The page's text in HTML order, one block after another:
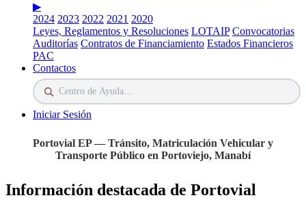
▶
2024 2023 2022 2021 2020
Leyes, Reglamentos y Resoluciones LOTAIP Convocatorias
Auditorías Contratos de Financiamiento Estados Financieros
PAC
Contactos
Iniciar Sesión
Portovial EP — Tránsito, Matriculación Vehicular y
Transporte Público en Portoviejo, Manabí
Información destacada de Portovial